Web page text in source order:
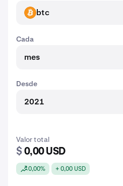
BTC btc
Cada
mes
Desde
2021
Valor total
$ 0,00 USD
0,00% + 0,00 USD